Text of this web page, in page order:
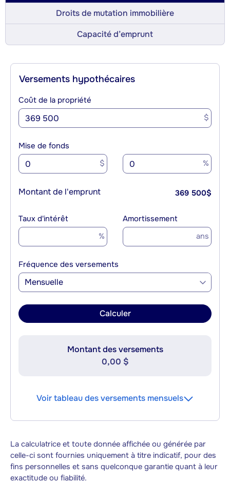
Droits de mutation immobilière
Capacité d’emprunt
Versements hypothécaires
Coût de la propriété
$
Mise de fonds
$ %
Montant de l'emprunt 369 500$
Taux d'intérêt
%
Amortissement
ans
Fréquence des versements
Mensuelle
Calculer
Montant des versements
0,00 $
Voir tableau des versements mensuels
La calculatrice et toute donnée affichée ou générée par
celle-ci sont fournies uniquement à titre indicatif, pour des
fins personnelles et sans quelconque garantie quant à leur
exactitude ou fiabilité.